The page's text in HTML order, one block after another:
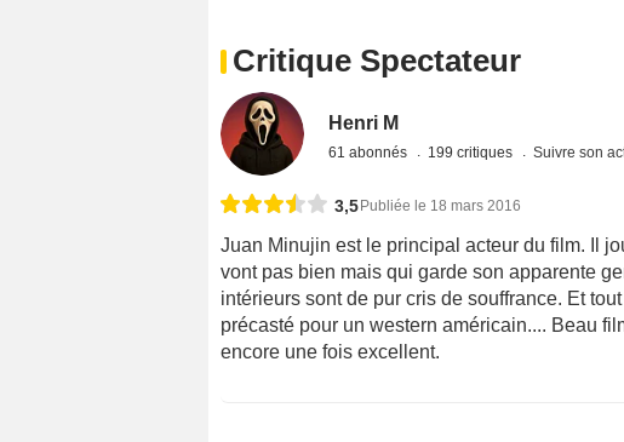
Critique Spectateur
Henri M
61 abonnés 199 critiques Suivre son
3,5 Publiée le 18 mars 2016
Juan Minujin est le principal acteur du film. Il
vont pas bien mais qui garde son apparente
intérieurs sont de pur cris de souffrance. Et
précasté pour un western américain.... Beau
encore une fois excellent.